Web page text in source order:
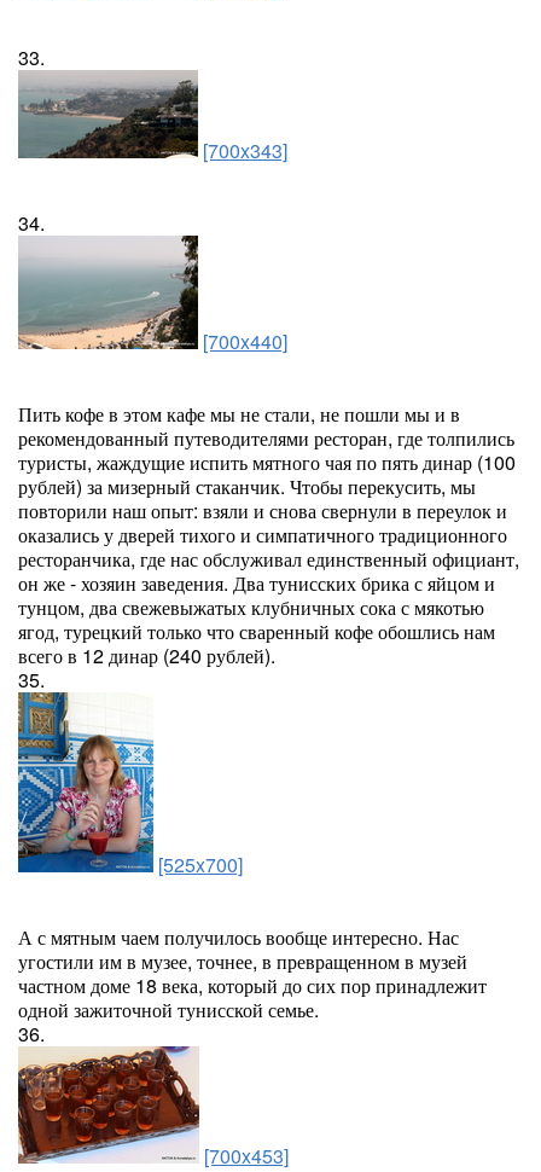
33.
[700x343]
34.
[700x440]
Пить кофе в этом кафе мы не стали, не пошли мы и в
рекомендованный путеводителями ресторан, где толпились
туристы, жаждущие испить мятного чая по пять динар (100
рублей) за мизерный стаканчик. Чтобы перекусить, мы
повторили наш опыт: взяли и снова свернули в переулок и
оказались у дверей тихого и симпатичного традиционного
ресторанчика, где нас обслуживал единственный официант,
он же - хозяин заведения. Два тунисских брика с яйцом и
тунцом, два свежевыжатых клубничных сока с мякотью
ягод, турецкий только что сваренный кофе обошлись нам
всего в 12 динар (240 рублей).
35.
[525x700]
А с мятным чаем получилось вообще интересно. Нас
угостили им в музее, точнее, в превращенном в музей
частном доме 18 века, который до сих пор принадлежит
одной зажиточной тунисской семье.
36.
[700x453]